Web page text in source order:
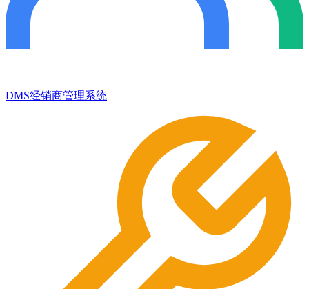
DMS经销商管理系统